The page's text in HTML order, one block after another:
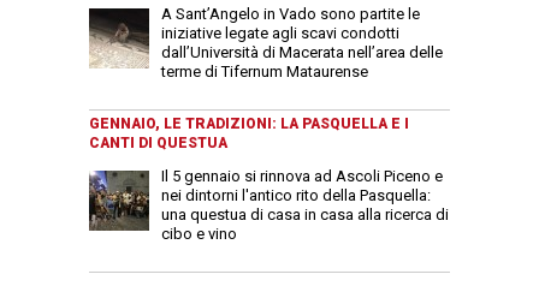
A Sant’Angelo in Vado sono partite le
iniziative legate agli scavi condotti
dall’Università di Macerata nell’area delle
terme di Tifernum Mataurense
GENNAIO, LE TRADIZIONI: LA PASQUELLA E I
CANTI DI QUESTUA
Il 5 gennaio si rinnova ad Ascoli Piceno e
nei dintorni l'antico rito della Pasquella:
una questua di casa in casa alla ricerca di
cibo e vino